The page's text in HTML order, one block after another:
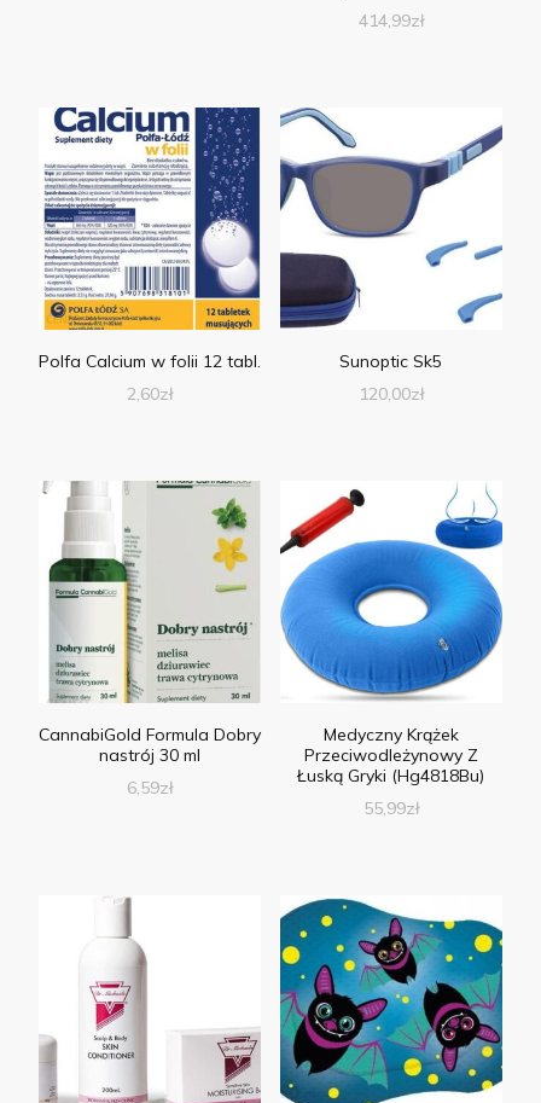
414,99zł
Polfa Calcium w folii 12 tabl.
2,60zł
Sunoptic Sk5
120,00zł
CannabiGold Formula Dobry
nastrój 30 ml
6,59zł
Medyczny Krążek
Przeciwodleżynowy Z
Łuską Gryki (Hg4818Bu)
55,99zł